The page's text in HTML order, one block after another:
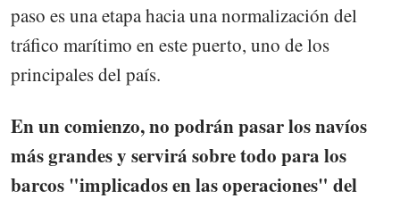
paso es una etapa hacia una normalización del
tráfico marítimo en este puerto, uno de los
principales del país.
En un comienzo, no podrán pasar los navíos
más grandes y servirá sobre todo para los
barcos "implicados en las operaciones" del